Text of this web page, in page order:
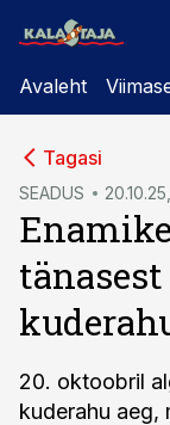
Avaleht
Tagasi
SEADUS
20. oktoobril
kuderahu aeg,